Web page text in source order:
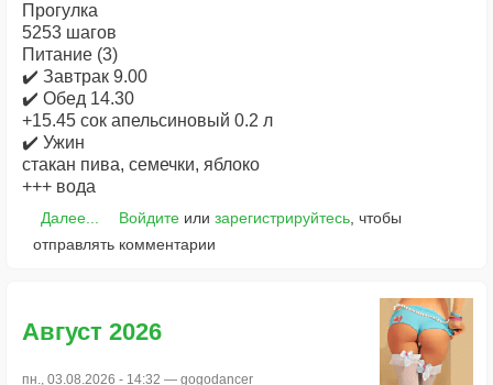
Прогулка
5253 шагов
Питание (3)
✔️ Завтрак 9.00
✔️ Обед 14.30
+15.45 сок апельсиновый 0.2 л
✔️ Ужин
стакан пива, семечки, яблоко
+++ вода
Далее... Войдитеили зарегистрируйтесь, чтобы
отправлять комментарии
Август 2026
пн., 03.08.2026 - 14:32 — gogodancer